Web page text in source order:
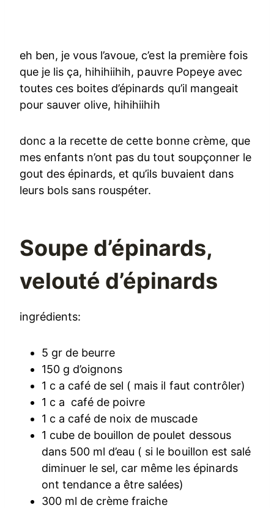
eh ben, je vous l’avoue, c’est la première fois
que je lis ça, hihihiihih, pauvre Popeye avec
toutes ces boites d’épinards qu’il mangeait
pour sauver olive, hihihiihih
donc a la recette de cette bonne crème, que
mes enfants n’ont pas du tout soupçonner le
gout des épinards, et qu’ils buvaient dans
leurs bols sans rouspéter.
Soupe d’épinards,
velouté d’épinards
ingrédients:
5 gr de beurre
150 g d’oignons
1 c a café de sel ( mais il faut contrôler)
1 c a café de poivre
1 c a café de noix de muscade
1 cube de bouillon de poulet dessous
dans 500 ml d’eau ( si le bouillon est salé
diminuer le sel, car même les épinards
ont tendance a être salées)
300 ml de crème fraiche